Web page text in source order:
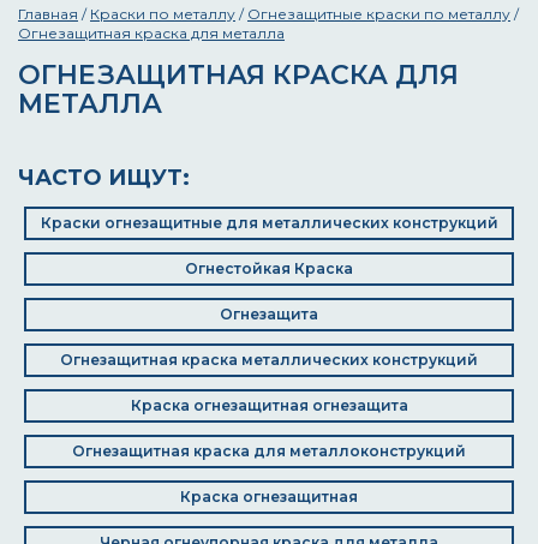
Главная / Краски по металлу / Огнезащитные краски по металлу /
Огнезащитная краска для металла
ОГНЕЗАЩИТНАЯ КРАСКА ДЛЯ
МЕТАЛЛА
ЧАСТО ИЩУТ:
Краски огнезащитные для металлических конструкций
Огнестойкая Краска
Огнезащита
Огнезащитная краска металлических конструкций
Краска огнезащитная огнезащита
Огнезащитная краска для металлоконструкций
Краска огнезащитная